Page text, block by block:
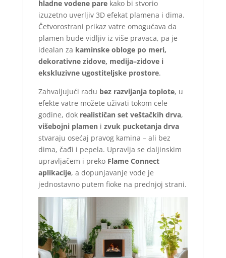
hladne vodene parekako bi stvorio
izuzetno uverljiv 3D efekat plamena i dima.
Četvorostrani prikaz vatre omogućava da
plamen bude vidljiv iz više pravaca, pa je
idealan za kaminske obloge po meri,
dekorativne zidove, medija–zidove i
ekskluzivne ugostiteljske prostore.
Zahvaljujući radu bez razvijanja toplote, u
efekte vatre možete uživati tokom cele
godine, dok realističan set veštačkih drva,
višebojni plameni zvuk pucketanja drva
stvaraju osećaj pravog kamina – ali bez
dima, čađi i pepela. Upravlja se daljinskim
upravljačem i preko Flame Connect
aplikacije, a dopunjavanje vode je
jednostavno putem fioke na prednjoj strani.